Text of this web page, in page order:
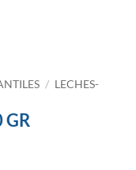
/ LECHES-
GR